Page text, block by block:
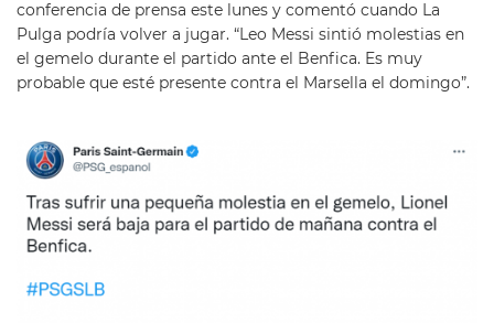
conferencia de prensa este lunes y comentó cuando La
Pulga podría volver a jugar. “Leo Messi sintió molestias en
el gemelo durante el partido ante el Benfica. Es muy
probable que esté presente contra el Marsella el domingo”.